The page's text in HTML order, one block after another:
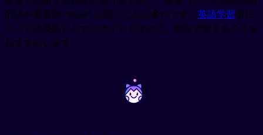
的語や前置詞 "about" が続くことが多いです。 英語学習者に
とっては混乱しやすいポイントなので、例文で覚えることを
おすすめします。
~ ~